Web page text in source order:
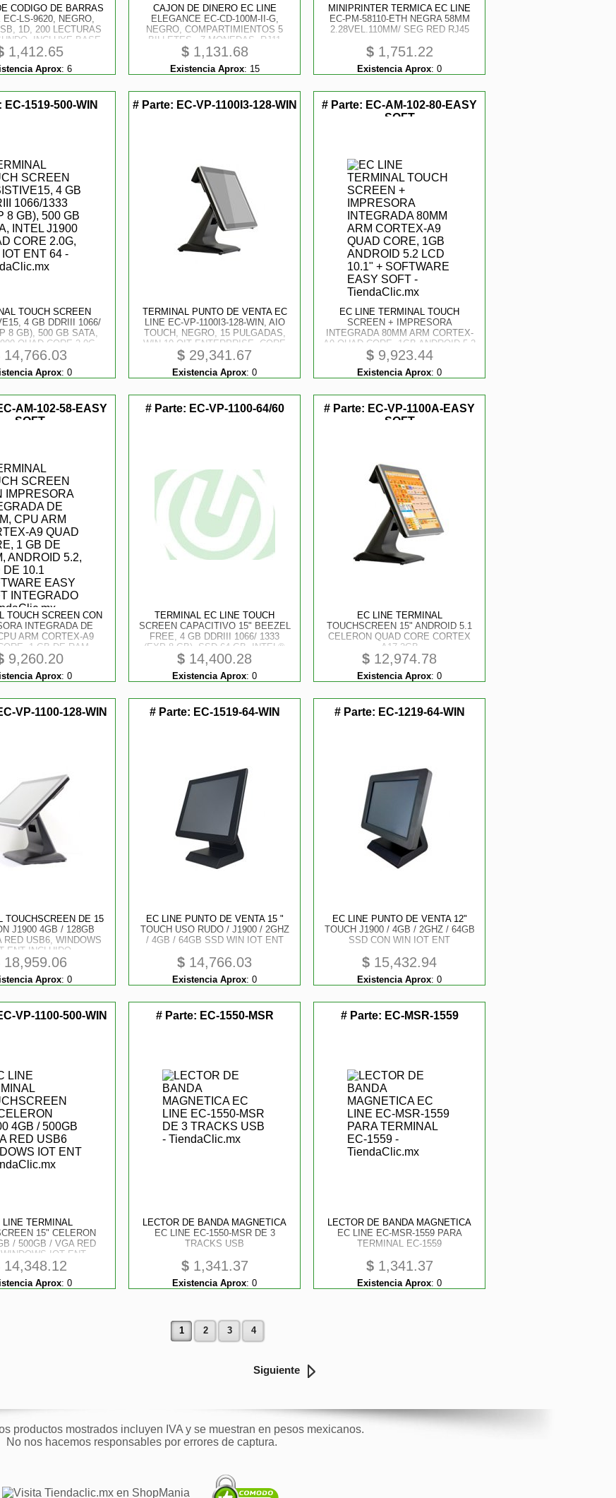
CODIGO DE BARRAS
EC-LS-9620, NEGRO,
1D, 200 LECTURAS
INCLUYE BASE
1,412.65
Aprox: 6
CAJON DE DINERO EC LINE
ELEGANCE EC-CD-100M-II-G,
NEGRO, COMPARTIMIENTOS 5
BILLETES - 7 MONEDAS, RJ11
$1,131.68
Existencia Aprox: 15
MINIPRINTER TERMICA EC LINE
EC-PM-58110-ETH NEGRA 58MM
2.28VEL.110MM/ SEG RED RJ45
$1,751.22
Existencia Aprox: 0
EC-1519-500-WIN
TOUCH SCREEN
4 GB DDRIII 1066/
8 GB), 500 GB SATA,
QUAD CORE 2.0G,
IOT ENT 64
14,766.03
Aprox: 0
# Parte: EC-VP-1100I3-128-WIN
TERMINAL PUNTO DE VENTA EC
LINE EC-VP-1100I3-128-WIN, AIO
TOUCH, NEGRO, 15 PULGADAS,
WIN 10 OIT ENTERPRISE, CORE
I3, RAM 8 GB, 128 GB SSD, 4 USB,
ETHERNET (RED), SERIAL, RJ11
$ 29,341.67
Existencia Aprox: 0
# Parte: EC-AM-102-80-EASY
SOFT
EC LINE TERMINAL TOUCH
SCREEN + IMPRESORA
INTEGRADA 80MM ARM CORTEX-
A9 QUAD CORE, 1GB ANDROID 5.2
LCD 10.1" + SOFTWARE EASY
SOFT
$9,923.44
Existencia Aprox: 0
AM-102-58-EASY
SOFT
TOUCH SCREEN CON
INTEGRADA DE
ARM CORTEX-A9
1 GB DE RAM,
5.2, LCD DE 10.1
EASY SOFT
INTEGRADO
9,260.20
Aprox: 0
# Parte: EC-VP-1100-64/60
TERMINAL EC LINE TOUCH
SCREEN CAPACITIVO 15" BEEZEL
FREE, 4 GB DDRIII 1066/ 1333
(EXP 8 GB), SSD 64 GB, INTEL®
J1900 DUAL CORE® 2.0G
$ 14,400.28
Existencia Aprox: 0
# Parte: EC-VP-1100A-EASY
SOFT
EC LINE TERMINAL
TOUCHSCREEN 15" ANDROID 5.1
CELERON QUAD CORE CORTEX
A17 2GB
$ 12,974.78
Existencia Aprox: 0
VP-1100-128-WIN
TOUCHSCREEN DE 15
J1900 4GB / 128GB
RED USB6, WINDOWS
ENT INCLUIDO
18,959.06
Aprox: 0
# Parte: EC-1519-64-WIN
EC LINE PUNTO DE VENTA 15 "
TOUCH USO RUDO / J1900 / 2GHZ
/ 4GB / 64GB SSD WIN IOT ENT
$ 14,766.03
Existencia Aprox: 0
# Parte: EC-1219-64-WIN
EC LINE PUNTO DE VENTA 12"
TOUCH J1900 / 4GB / 2GHZ / 64GB
SSD CON WIN IOT ENT
$ 15,432.94
Existencia Aprox: 0
VP-1100-500-WIN
LINE TERMINAL
15" CELERON
/ 500GB / VGA RED
IOT ENT
14,348.12
Aprox: 0
# Parte: EC-1550-MSR
LECTOR DE BANDA MAGNETICA
EC LINE EC-1550-MSR DE 3
TRACKS USB
$1,341.37
Existencia Aprox: 0
# Parte: EC-MSR-1559
LECTOR DE BANDA MAGNETICA
EC LINE EC-MSR-1559 PARA
TERMINAL EC-1559
$1,341.37
Existencia Aprox: 0
1 2 3 4
Siguiente
productos mostrados incluyen IVA y se muestran en pesos mexicanos.
No nos hacemos responsables por errores de captura.